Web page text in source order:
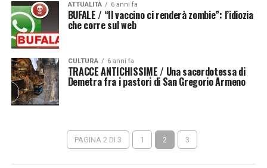
ATTUALITÀ 6 anni fa
BUFALE / “Il vaccino ci renderà zombie”: l’idiozia
che corre sul web
CULTURA 6 anni fa
TRACCE ANTICHISSIME / Una sacerdotessa di
Demetra fra i pastori di San Gregorio Armeno
PAGINA 2 DI 3 1 2 3